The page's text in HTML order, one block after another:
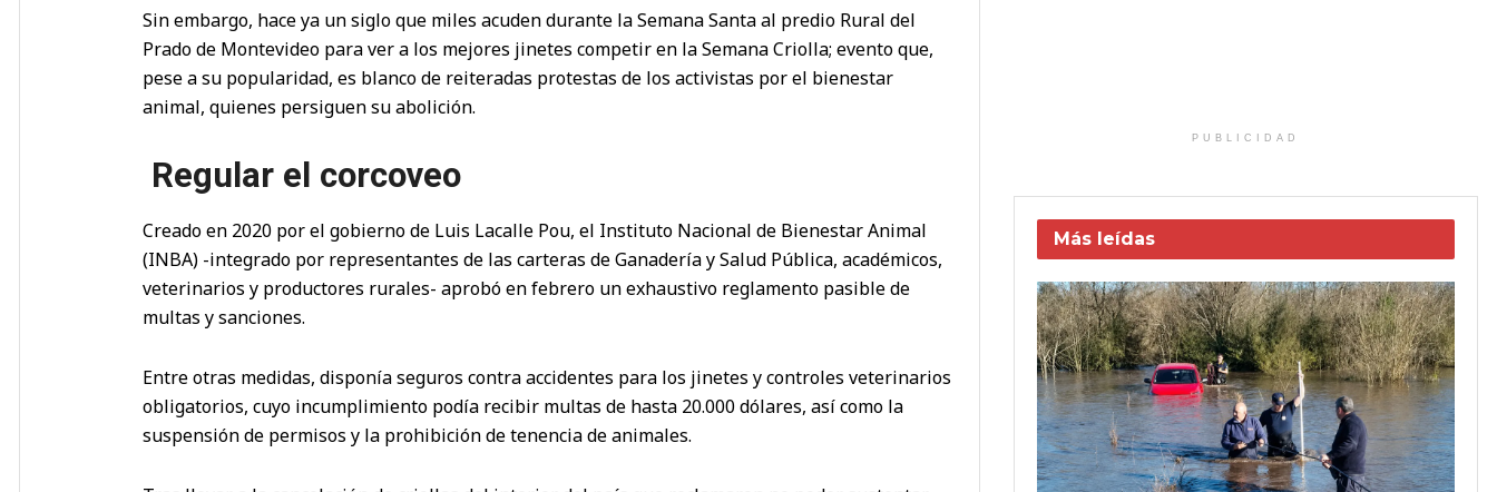
Sin embargo, hace ya un siglo que miles acuden durante la Semana Santa al predio Rural del
Prado de Montevideo para ver a los mejores jinetes competir en la Semana Criolla; evento que,
pese a su popularidad, es blanco de reiteradas protestas de los activistas por el bienestar
animal, quienes persiguen su abolición.
Regular el corcoveo
Creado en 2020 por el gobierno de Luis Lacalle Pou, el Instituto Nacional de Bienestar Animal
(INBA) -integrado por representantes de las carteras de Ganadería y Salud Pública, académicos,
veterinarios y productores rurales- aprobó en febrero un exhaustivo reglamento pasible de
multas y sanciones.
Entre otras medidas, disponía seguros contra accidentes para los jinetes y controles veterinarios
obligatorios, cuyo incumplimiento podía recibir multas de hasta 20.000 dólares, así como la
suspensión de permisos y la prohibición de tenencia de animales.
PUBLICIDAD
Más leídas